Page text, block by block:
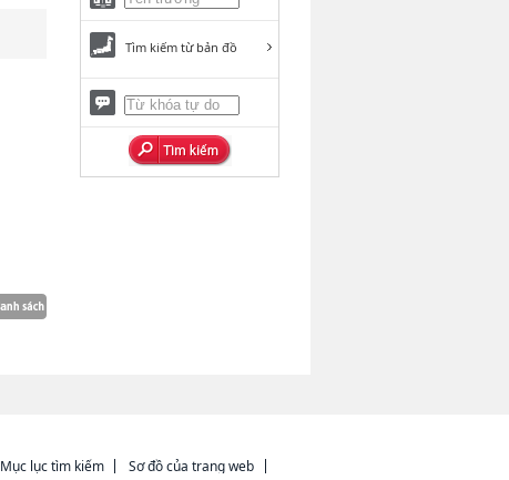
Tìm kiếm từ bản đồ
Mục lục tìm kiếm
Sơ đồ của trang web